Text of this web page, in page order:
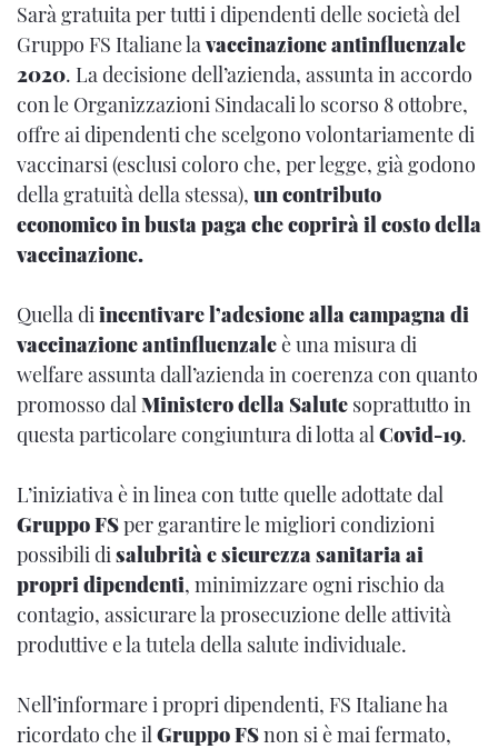
Sarà gratuita per tutti i dipendenti delle società del
Gruppo FS Italiane lavaccinazione antinfluenzale
2020. La decisione dell’azienda, assunta in accordo
con le Organizzazioni Sindacali lo scorso 8 ottobre,
offre ai dipendenti che scelgono volontariamente di
vaccinarsi (esclusi coloro che, per legge, già godono
della gratuità della stessa), un contributo
economico in busta paga che coprirà il costo della
vaccinazione.
Quella diincentivare l’adesione alla campagna di
vaccinazione antinfluenzaleè una misura di
welfare assunta dall’azienda in coerenza con quanto
promosso dalMinistero della Salute soprattutto in
questa particolare congiuntura di lotta alCovid-19.
L’iniziativa è in linea con tutte quelle adottate dal
Gruppo FSper garantire le migliori condizioni
possibili disalubrità e sicurezza sanitaria ai
propri dipendenti, minimizzare ogni rischio da
contagio, assicurare la prosecuzione delle attività
produttive e la tutela della salute individuale.
Nell’informare i propri dipendenti, FS Italiane ha
ricordato che ilGruppo FSnon si è mai fermato,